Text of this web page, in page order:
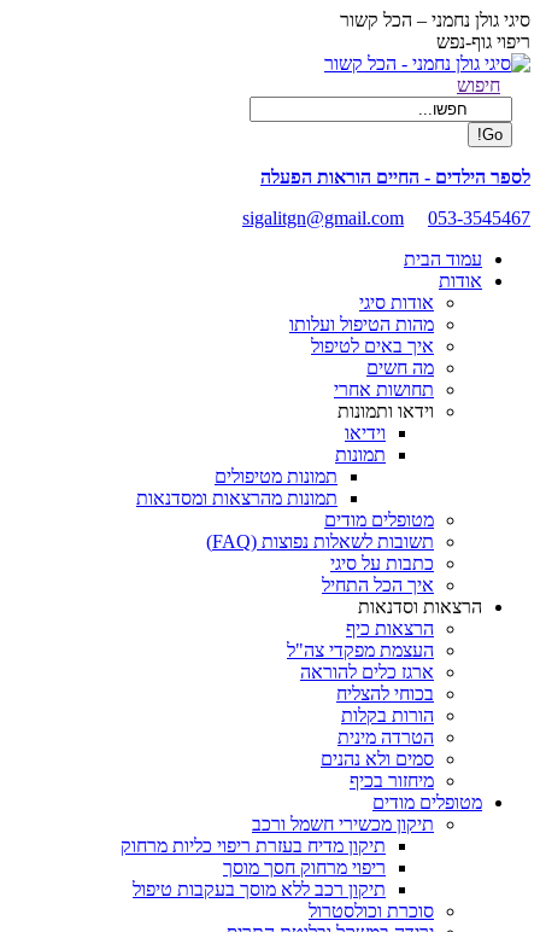
Skip
to
content
סיגי גולן נחמני – הכל קשור
ריפוי גוף-נפש
Facebook
opens
new
window
Search:
חיפוש
לספר הילדים - החיים הוראות הפעלה
sigalitgn@gmail.com
053-3545467
עמוד הבית
אודות
אודות סיגי
מהות הטיפול ועלותו
איך באים לטיפול
מה חשים
תחושות אחרי
וידאו ותמונות
וידיאו
תמונות
תמונות מטיפולים
תמונות מהרצאות ומסדנאות
מטופלים מודים
תשובות לשאלות נפוצות (FAQ)
כתבות על סיגי
איך הכל התחיל
הרצאות וסדנאות
הרצאות כיף
העצמת מפקדי צה"ל
ארגז כלים להוראה
בכוחי להצליח
הורות בקלות
הטרדה מינית
סמים ולא נהנים
מיחזור בכיף
מטופלים מודים
תיקון מכשירי חשמל ורכב
תיקון מדיח בעזרת ריפוי כליות מרחוק
ריפוי מרחוק חסך מוסך
תיקון רכב ללא מוסך בעקבות טיפול
סוכרת וכולסטרול